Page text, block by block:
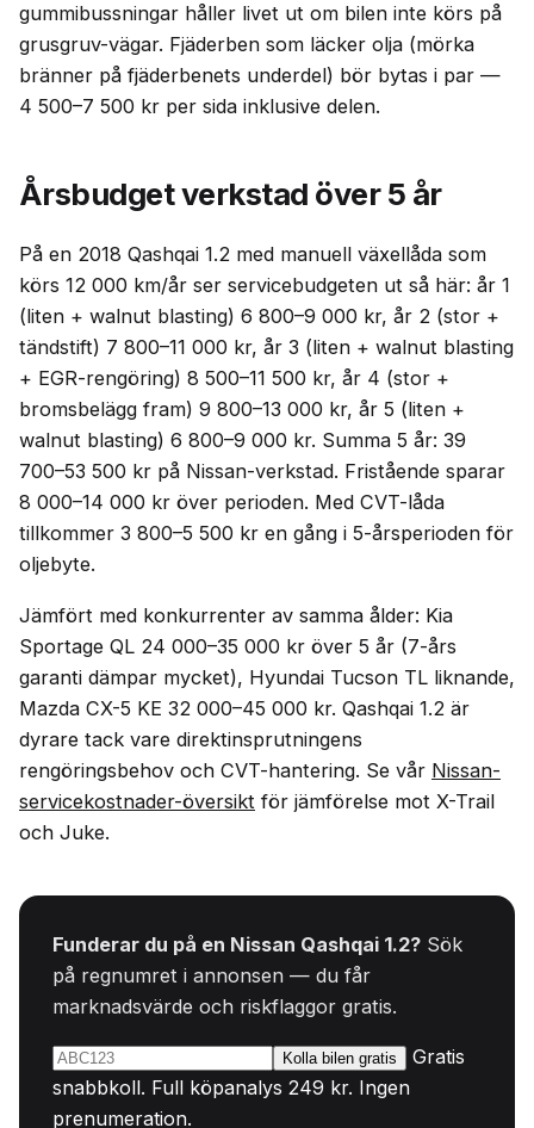
gummibussningar håller livet ut om bilen inte körs på
grusgruv-vägar. Fjäderben som läcker olja (mörka
bränner på fjäderbenets underdel) bör bytas i par —
4 500–7 500 kr per sida inklusive delen.
Årsbudget verkstad över 5 år
På en 2018 Qashqai 1.2 med manuell växellåda som
körs 12 000 km/år ser servicebudgeten ut så här: år 1
(liten + walnut blasting) 6 800–9 000 kr, år 2 (stor +
tändstift) 7 800–11 000 kr, år 3 (liten + walnut blasting
+ EGR-rengöring) 8 500–11 500 kr, år 4 (stor +
bromsbelägg fram) 9 800–13 000 kr, år 5 (liten +
walnut blasting) 6 800–9 000 kr. Summa 5 år: 39
700–53 500 kr på Nissan-verkstad. Fristående sparar
8 000–14 000 kr över perioden. Med CVT-låda
tillkommer 3 800–5 500 kr en gång i 5-årsperioden för
oljebyte.
Jämfört med konkurrenter av samma ålder: Kia
Sportage QL 24 000–35 000 kr över 5 år (7-års
garanti dämpar mycket), Hyundai Tucson TL liknande,
Mazda CX-5 KE 32 000–45 000 kr. Qashqai 1.2 är
dyrare tack vare direktinsprutningens
rengöringsbehov och CVT-hantering. Se vår Nissan-
servicekostnader-översikt för jämförelse mot X-Trail
och Juke.
Funderar du på en Nissan Qashqai 1.2? Sök
på regnumret i annonsen — du får
marknadsvärde och riskflaggor gratis.
Kolla bilen gratis
Gratis
snabbkoll. Full köpanalys 249 kr. Ingen
prenumeration.